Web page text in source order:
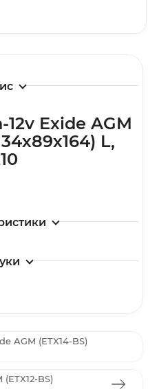
Exide AGM
L,
AGM (ETX14-BS)
BS)